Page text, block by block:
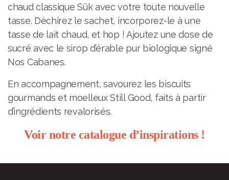
chaud classique Sük avec votre toute nouvelle
tasse. Déchirez le sachet, incorporez-le à une
tasse de lait chaud, et hop ! Ajoutez une dose de
sucré avec le sirop d’érable pur biologique signé
Nos Cabanes.
En accompagnement, savourez les biscuits
gourmands et moelleux Still Good, faits à partir
d’ingrédients revalorisés.
Voir notre catalogue d’inspirations !